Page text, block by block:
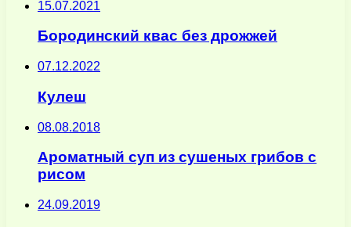
15.07.2021
Бородинский квас без дрожжей
07.12.2022
Кулеш
08.08.2018
Ароматный суп из сушеных грибов с
рисом
24.09.2019